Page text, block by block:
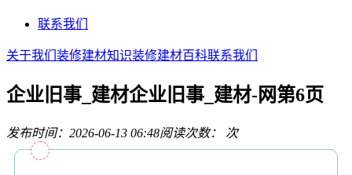
联系我们
关于我们 装修建材知识装修建材百科联系我们
企业旧事_建材企业旧事_建材-网第6页
发布时间：2026-06-13 06:48阅读次数： 次